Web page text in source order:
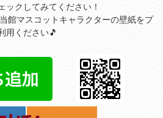
ックしてみてください！
館マスコットキャラクターの壁紙をプ
用ください🎵